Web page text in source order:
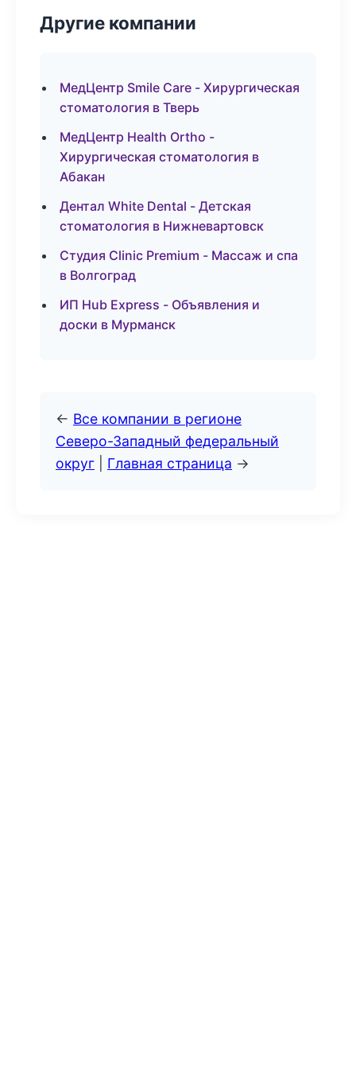
Другие компании
МедЦентр Smile Care - Хирургическая
стоматология в Тверь
МедЦентр Health Ortho -
Хирургическая стоматология в
Абакан
Дентал White Dental - Детская
стоматология в Нижневартовск
Студия Clinic Premium - Массаж и спа
в Волгоград
ИП Hub Express - Объявления и
доски в Мурманск
← Все компании в регионе
Северо-Западный федеральный
округ
Главная страница →